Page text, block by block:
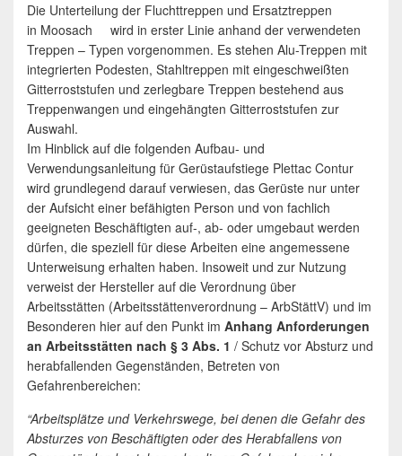
Die Unterteilung der Fluchttreppen und Ersatztreppen
in Moosach wird in erster Linie anhand der verwendeten
Treppen – Typen vorgenommen. Es stehen Alu-Treppen mit
integrierten Podesten, Stahltreppen mit eingeschweißten
Gitterroststufen und zerlegbare Treppen bestehend aus
Treppenwangen und eingehängten Gitterroststufen zur
Auswahl.
Im Hinblick auf die folgenden Aufbau- und
Verwendungsanleitung für Gerüstaufstiege Plettac Contur
wird grundlegend darauf verwiesen, das Gerüste nur unter
der Aufsicht einer befähigten Person und von fachlich
geeigneten Beschäftigten auf-, ab- oder umgebaut werden
dürfen, die speziell für diese Arbeiten eine angemessene
Unterweisung erhalten haben. Insoweit und zur Nutzung
verweist der Hersteller auf die Verordnung über
Arbeitsstätten (Arbeitsstättenverordnung – ArbStättV) und im
Besonderen hier auf den Punkt im Anhang Anforderungen
an Arbeitsstätten nach § 3 Abs. 1 / Schutz vor Absturz und
herabfallenden Gegenständen, Betreten von
Gefahrenbereichen:
“Arbeitsplätze und Verkehrswege, bei denen die Gefahr des
Absturzes von Beschäftigten oder des Herabfallens von